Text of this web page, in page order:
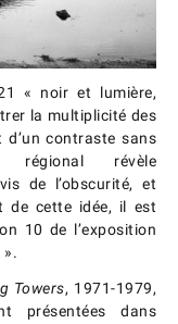
« noir et lumière,
la multiplicité des
d’un contraste sans
régional révèle
de l’obscurité, et
de cette idée, il est
10 de l’exposition
».
Towers, 1971-1979,
présentées dans